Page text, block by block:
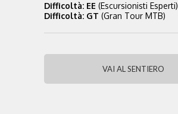
Difficoltà: EE (Escursionisti Esperti)
Difficoltà: GT (Gran Tour MTB)
VAI AL SENTIERO